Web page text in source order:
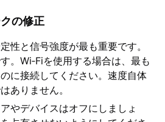
の修正
性と信号強度が最も重要です。
。Wi‑Fiを使用する場合は、最も
に接続してください。速度自体
ありません。
やデバイスはオフにしましょ